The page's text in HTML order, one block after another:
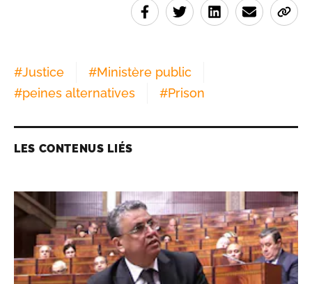
#Justice #Ministère public
#peines alternatives #Prison
LES CONTENUS LIÉS